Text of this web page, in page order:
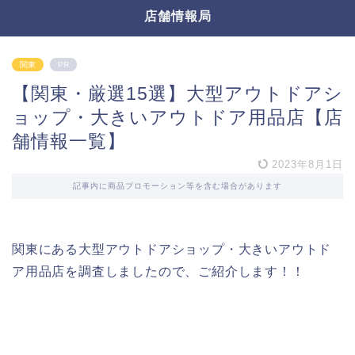
店舗情報局
関東 PR
【関東・厳選15選】大型アウトドアシ
ョップ・大きいアウトドア用品店【店
舗情報一覧】
2023年8月1日
記事内に商品プロモーション等を含む場合があります
関東にある大型アウトドアショップ・大きいアウトド
ア用品店を調査しましたので、ご紹介します！！